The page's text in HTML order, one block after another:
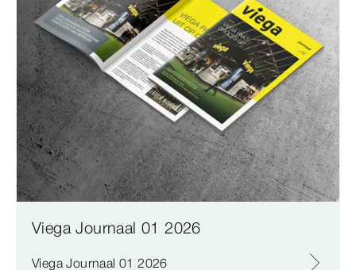
Viega Journaal 01 2026
Viega Journaal 01 2026